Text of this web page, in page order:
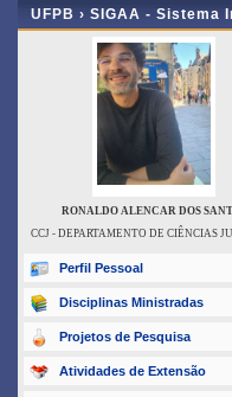
UFPB › SIGAA - Sistema
RONALDO ALENCAR DOS
CCJ - DEPARTAMENTO DE CIÊNCIAS
Perfil Pessoal
Disciplinas Ministradas
Projetos de Pesquisa
Atividades de Extensão